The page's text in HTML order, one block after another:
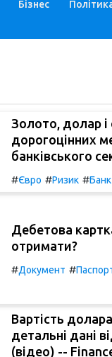
Бізнес
Золото, долар і
дорогоцінних
банківського
#Євро #Ризик #Банк
Дебетова
отримати?
#Документ #
Вартість
детальні дані
(відео) --